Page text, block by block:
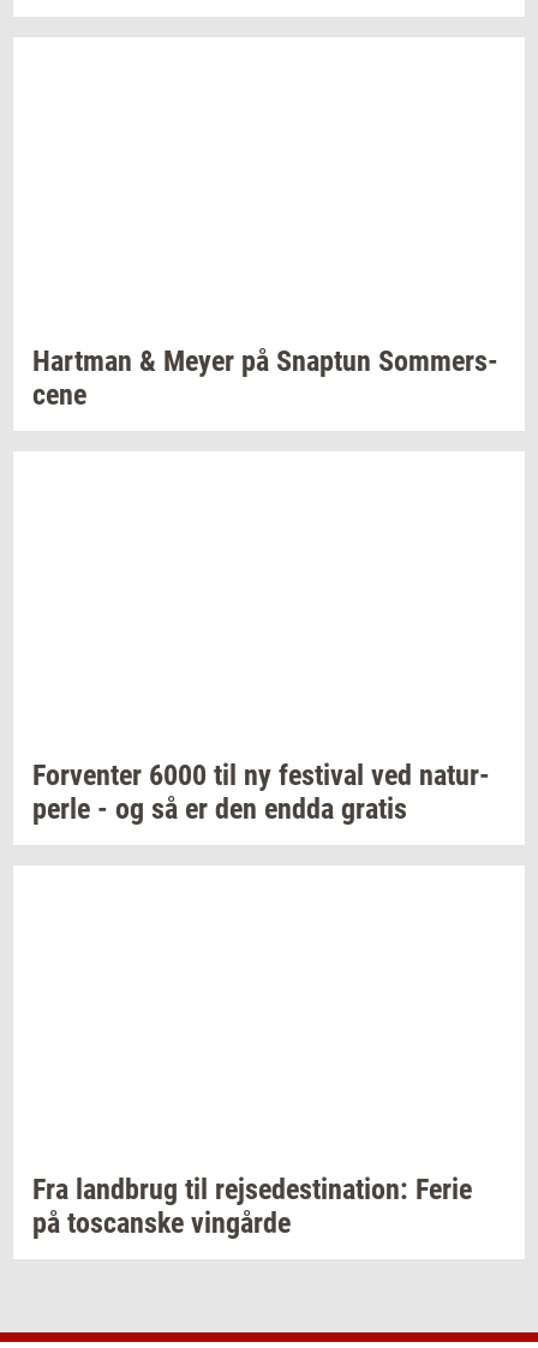
Hart­man & Meyer på Snap­tun Som­mer­s­
ce­ne
For­ven­ter 6000 til ny festi­val ved na­tur­
per­le - og så er den endda gra­tis
Fra land­brug til rej­se­desti­na­tion: Ferie
på toscan­ske vin­går­de